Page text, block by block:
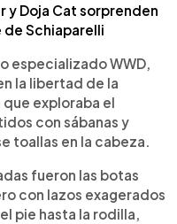
y Doja Cat sorprenden
de Schiaparelli
especializado WWD,
la libertad de la
exploraba el
con sábanas y
toallas en la cabeza.
fueron las botas
con lazos exagerados
pie hasta la rodilla,